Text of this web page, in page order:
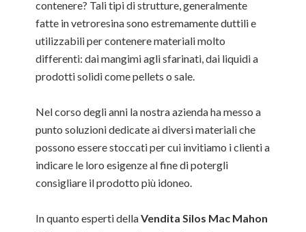
contenere? Tali tipi di strutture, generalmente
fatte in vetroresina sono estremamente duttili e
utilizzabili per contenere materiali molto
differenti: dai mangimi agli sfarinati, dai liquidi a
prodotti solidi come pellets o sale.
Nel corso degli anni la nostra azienda ha messo a
punto soluzioni dedicate ai diversi materiali che
possono essere stoccati per cui invitiamo i clienti a
indicare le loro esigenze al fine di potergli
consigliare il prodotto più idoneo.
In quanto esperti dellaVendita Silos Mac Mahon